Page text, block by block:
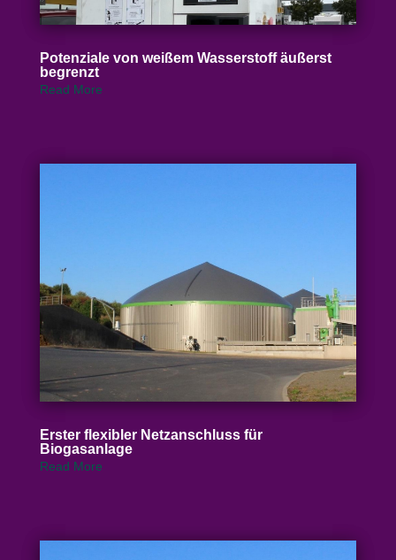
Poten­ziale von weißem Wasser­stoff äußerst
begrenzt
Read More
Erster flexibler Netz­an­schluss für
Biogasanlage
Read More